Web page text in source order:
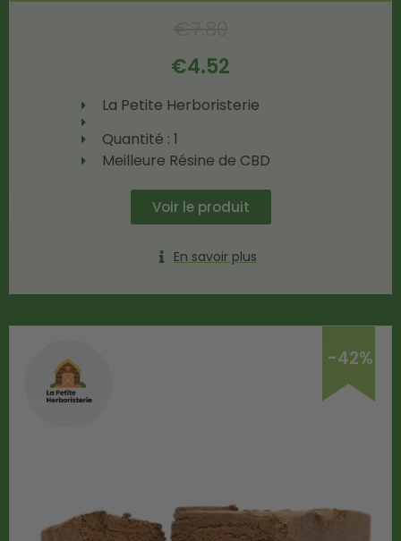
€4.52
La Petite Herboristerie
Quantité : 1
Meilleure Résine de CBD
Voir le produit
En savoir plus
-42%